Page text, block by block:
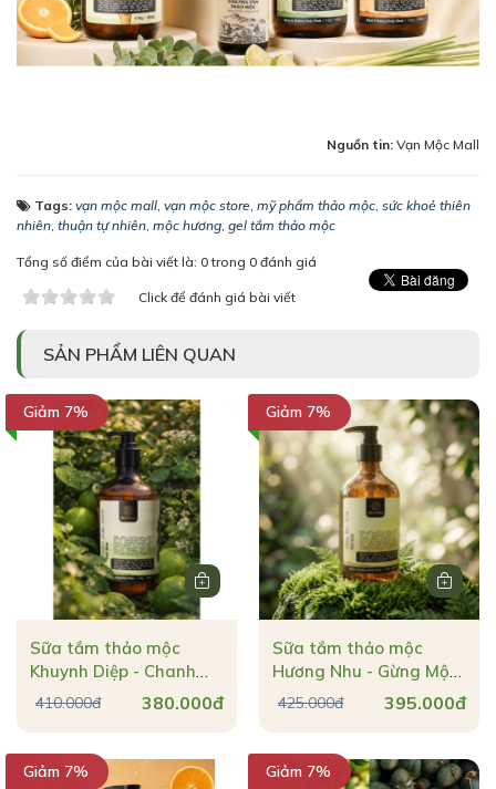
Nguồn tin: Vạn Mộc Mall
Tags: vạn mộc mall, vạn mộc store, mỹ phẩm thảo mộc, sức khoẻ thiên
nhiên, thuận tự nhiên, mộc hương, gel tắm thảo mộc
Tổng số điểm của bài viết là: 0 trong 0 đánh giá
Click để đánh giá bài viết
SẢN PHẨM LIÊN QUAN
Sữa tắm thảo mộc
Khuynh Diệp - Chanh
Mộc Hương dịu mẫn đỏ
380.000đ
410.000đ
Giảm 7%
Sữa tắm thảo mộc
Hương Nhu - Gừng Mộc
Hương làm ấm & dưỡng
395.000đ
425.000đ
Giảm 7%
Giảm 7% Giảm 7%